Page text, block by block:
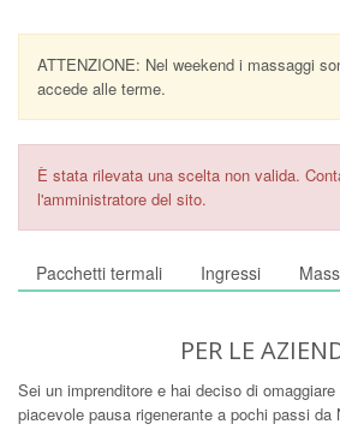
ATTENZIONE: Nel weekend i massaggi
accede alle terme.
Messaggio di errore
È stata rilevata una scelta non valida.
l'amministratore del sito.
Pacchetti termali Ingressi
PER LE
Sei un imprenditore e hai deciso di
piacevole pausa rigenerante a pochi passi da